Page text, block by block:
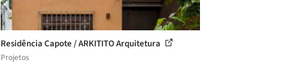
Residência Capote / ARKITITO Arquitetura
Projetos